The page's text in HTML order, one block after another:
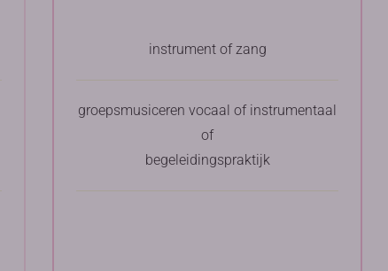
instrument of zang
groepsmusiceren vocaal of instrumentaal
of
begeleidingspraktijk